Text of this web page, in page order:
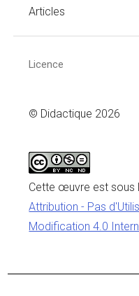
Articles
Licence
© Didactique 2026
Cette œuvre est sous
Attribution - Pas
Modification 4.0